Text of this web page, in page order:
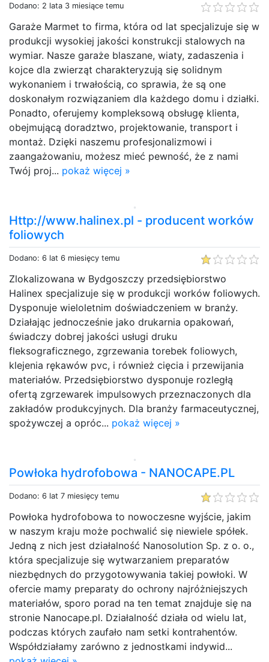
Dodano: 2 lata 3 miesiące temu
Garaże Marmet to firma, która od lat specjalizuje się w
produkcji wysokiej jakości konstrukcji stalowych na
wymiar. Nasze garaże blaszane, wiaty, zadaszenia i
kojce dla zwierząt charakteryzują się solidnym
wykonaniem i trwałością, co sprawia, że są one
doskonałym rozwiązaniem dla każdego domu i działki.
Ponadto, oferujemy kompleksową obsługę klienta,
obejmującą doradztwo, projektowanie, transport i
montaż. Dzięki naszemu profesjonalizmowi i
zaangażowaniu, możesz mieć pewność, że z nami
Twój proj... pokaż więcej »
Http://www.halinex.pl - producent worków
foliowych
Dodano: 6 lat 6 miesięcy temu
Zlokalizowana w Bydgoszczy przedsiębiorstwo
Halinex specjalizuje się w produkcji worków foliowych.
Dysponuje wieloletnim doświadczeniem w branży.
Działając jednocześnie jako drukarnia opakowań,
świadczy dobrej jakości usługi druku
fleksograficznego, zgrzewania torebek foliowych,
klejenia rękawów pvc, i również cięcia i przewijania
materiałów. Przedsiębiorstwo dysponuje rozległą
ofertą zgrzewarek impulsowych przeznaczonych dla
zakładów produkcyjnych. Dla branży farmaceutycznej,
spożywczej a opróc... pokaż więcej »
Powłoka hydrofobowa - NANOCAPE.PL
Dodano: 6 lat 7 miesięcy temu
Powłoka hydrofobowa to nowoczesne wyjście, jakim
w naszym kraju może pochwalić się niewiele spółek.
Jedną z nich jest działalność Nanosolution Sp. z o. o.,
która specjalizuje się wytwarzaniem preparatów
niezbędnych do przygotowywania takiej powłoki. W
ofercie mamy preparaty do ochrony najróżniejszych
materiałów, sporo porad na ten temat znajduje się na
stronie Nanocape.pl. Działalność działa od wielu lat,
podczas których zaufało nam setki kontrahentów.
Współdziałamy zarówno z jednostkami indywid...